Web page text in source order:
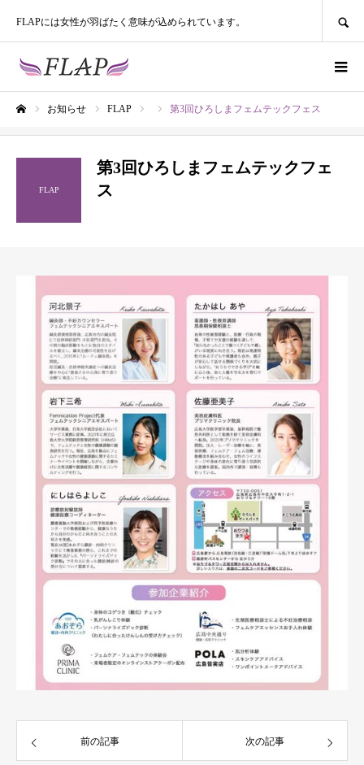
FLAPには女性が羽ばたく意味が込められています。
お知らせ FLAP 第3回ひろしまフェムテックフェス
FLAP
第3回ひろしまフェムテックフェ
ス
前の記事 次の記事